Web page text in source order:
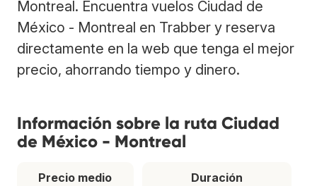
Montreal. Encuentra vuelos Ciudad de
México - Montreal en Trabber y reserva
directamente en la web que tenga el mejor
precio, ahorrando tiempo y dinero.
Información sobre la ruta Ciudad
de México - Montreal
Precio medio
Duración